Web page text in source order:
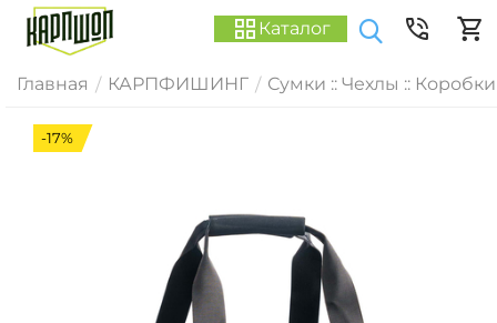
Каталог
Главная / КАРПФИШИНГ / Сумки :: Чехлы :: Коробки
-17%